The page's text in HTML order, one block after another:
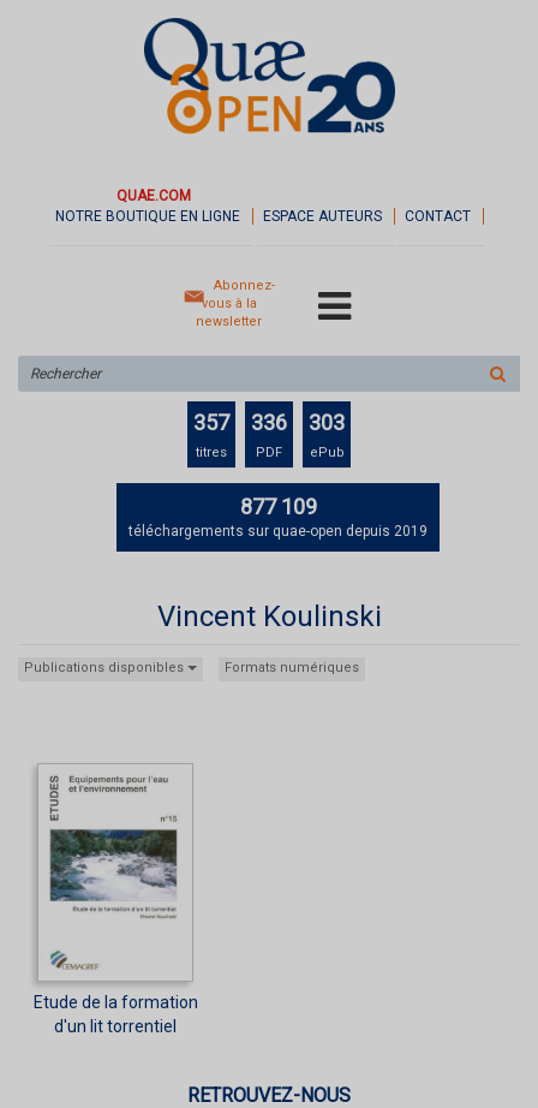
QUAE.COM
NOTRE BOUTIQUE EN LIGNE
ESPACE AUTEURS CONTACT
Abonnez-
vous à la
newsletter
sur
le
357
titres
336
PDF
303
ePub
877 109
téléchargements sur quae-open depuis 2019
Vincent Koulinski
Publications disponibles Formats numériques
Etude de la formation
d'un lit torrentiel
RETROUVEZ-NOUS